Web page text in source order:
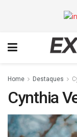
Home Destaques
Cynthia